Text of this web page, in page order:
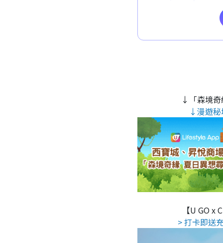
↓「森境
↓漫遊
【U GO x
> 打卡即送